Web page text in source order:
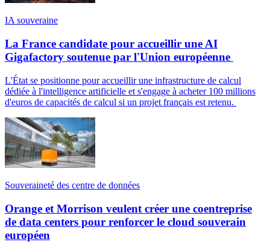
IA souveraine
La France candidate pour accueillir une AI
Gigafactory soutenue par l'Union européenne
L'État se positionne pour accueillir une infrastructure de calcul
dédiée à l'intelligence artificielle et s'engage à acheter 100 millions
d'euros de capacités de calcul si un projet français est retenu.
Souveraineté des centre de données
Orange et Morrison veulent créer une coentreprise
de data centers pour renforcer le cloud souverain
européen